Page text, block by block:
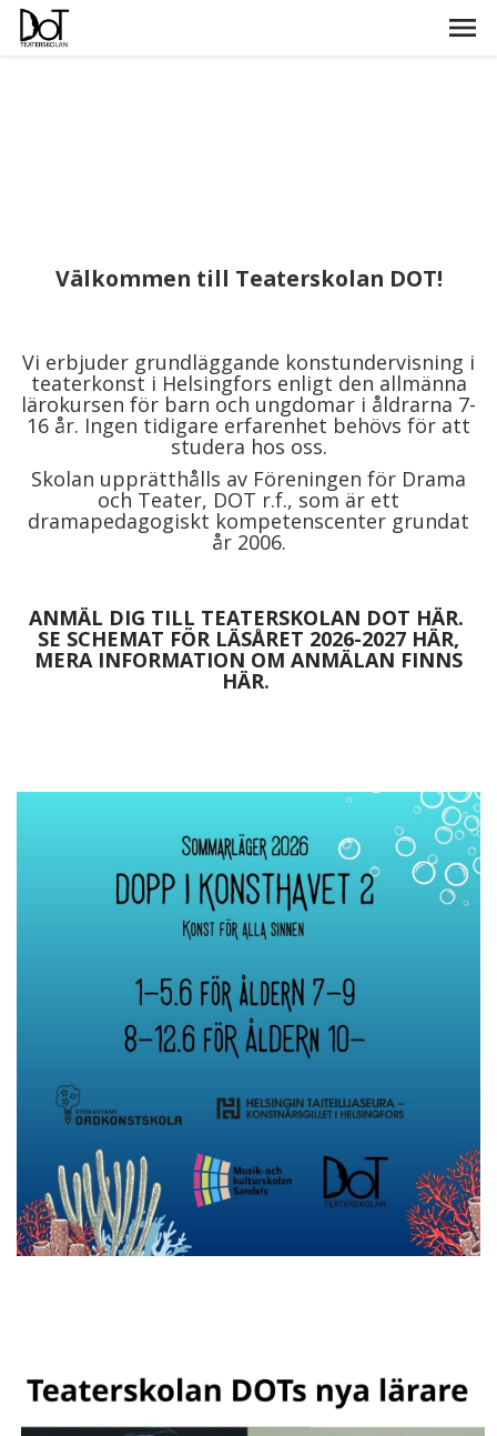
Välkommen till Teaterskolan DOT!
Vi erbjuder grundläggande konstundervisning i
teaterkonst i Helsingfors enligt den allmänna
lärokursen för barn och ungdomar i åldrarna 7-
16 år. Ingen tidigare erfarenhet behövs för att
studera hos oss.
Skolan upprätthålls av Föreningen för Drama
och Teater, DOT r.f., som är ett
dramapedagogiskt kompetenscenter grundat
år 2006.
ANMÄL DIG TILL TEATERSKOLAN DOT HÄR.
SE SCHEMAT FÖR LÄSÅRET 2026-2027 HÄR,
MERA INFORMATION OM ANMÄLAN FINNS
HÄR.